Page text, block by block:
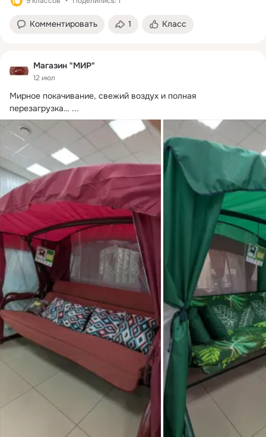
Комментировать 1 Класс
Магазин "МИР"
12 июл
Мирное покачивание, свежий воздух и полная
перезагрузка… ...